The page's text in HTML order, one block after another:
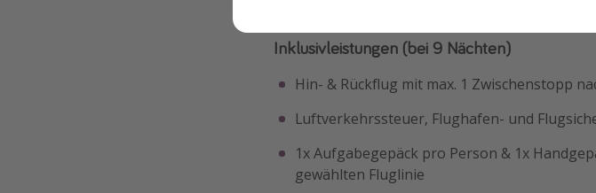
Inklusivleistungen (bei 9 Nächten)
Hin- & Rückflug mit max. 1 Zwischenstopp
Luftverkehrssteuer, Flughafen- und
1x Aufgabegepäck pro Person & 1x
gewählten Fluglinie